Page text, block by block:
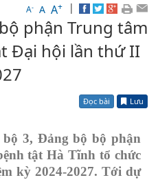
A- A A+ |
phận Trung tâm
Đại hội lần thứ II
Đọc bài Lưu
bộ 3, Đảng bộ bộ phận
tật Hà Tĩnh tổ chức
kỳ 2024-2027. Tới dự